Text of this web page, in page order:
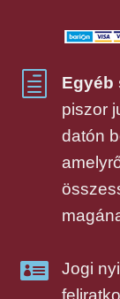
h Egyéb
piszor
datón
 Jogi